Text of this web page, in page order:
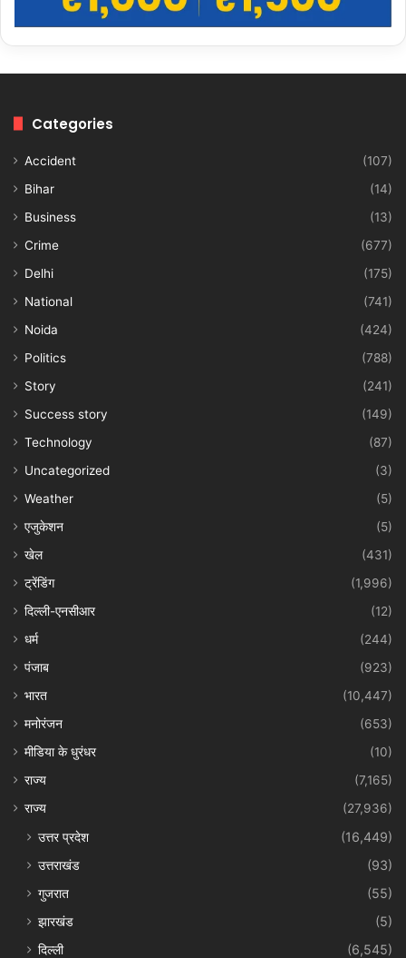
Categories
Accident
(107)
Bihar
(14)
Business
(13)
Crime
(677)
Delhi
(175)
National
(741)
Noida
(424)
Politics
(788)
Story
(241)
Success story
(149)
Technology
(87)
Uncategorized
(3)
Weather
(5)
एजुकेशन
(5)
खेल
(431)
ट्रेंडिंग
(1,996)
दिल्ली-एनसीआर
(12)
धर्म
(244)
पंजाब
(923)
भारत
(10,447)
मनोरंजन
(653)
मीडिया के धुरंधर
(10)
राज्य
(7,165)
राज्य
(27,936)
उत्तर प्रदेश
(16,449)
उत्तराखंड
(93)
गुजरात
(55)
झारखंड
(5)
दिल्ली
(6,545)